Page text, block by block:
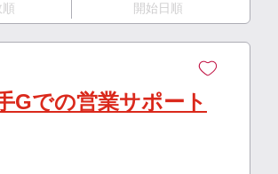
開始日順
Gでの営業サポート